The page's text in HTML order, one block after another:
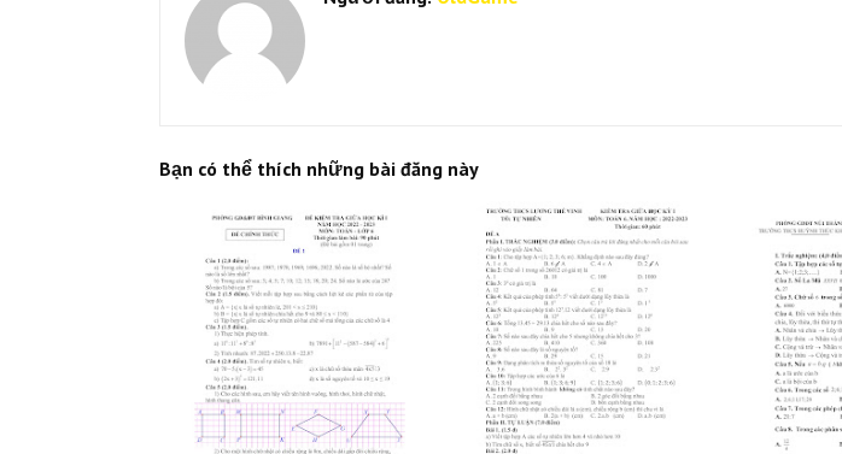
Bạn có thể thích những bài đăng này